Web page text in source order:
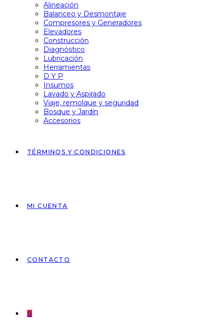
Alineación
Balanceo y Desmontaje
Compresores y Generadores
Elevadores
Construcción
Diagnóstico
Lubricación
Herramientas
D Y P
Insumos
Lavado y Aspirado
Viaje, remolque y seguridad
Bosque y Jardín
Accesorios
TÉRMINOS Y CONDICIONES
MI CUENTA
CONTACTO
0